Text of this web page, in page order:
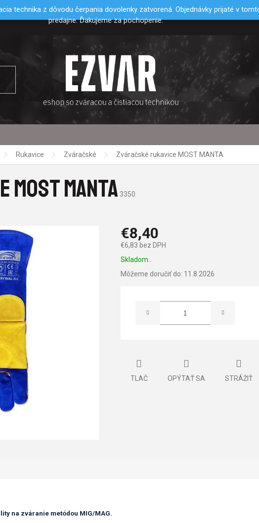
technika z dôvodu čerpania dovolenky zatvorená. Objednávky prijaté v
predajne. Ďakujeme za pochopenie.
Rukavice Zváračské Zváračské rukavice MOST MANTA
MOST MANTA 3350
€8,40
€6,83 bez DPH
Jednotková
Skladom..
Môžeme doručiť do: 11.8.2026
TLAČ OPÝTAŤ SA STRÁŽIŤ
na zváranie metódou MIG/MAG.